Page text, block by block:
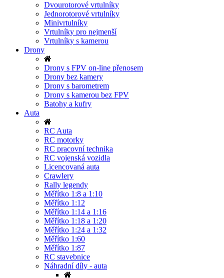
Dvourotorové vrtulníky
Jednorotorové vrtulníky
Minivrtulníky
Vrtulníky pro nejmenší
Vrtulníky s kamerou
Drony
Drony s FPV on-line přenosem
Drony bez kamery
Drony s barometrem
Drony s kamerou bez FPV
Batohy a kufry
Auta
RC Auta
RC motorky
RC pracovní technika
RC vojenská vozidla
Licencovaná auta
Crawlery
Rally legendy
Měřítko 1:8 a 1:10
Měřítko 1:12
Měřítko 1:14 a 1:16
Měřítko 1:18 a 1:20
Měřítko 1:24 a 1:32
Měřítko 1:60
Měřítko 1:87
RC stavebnice
Náhradní díly - auta